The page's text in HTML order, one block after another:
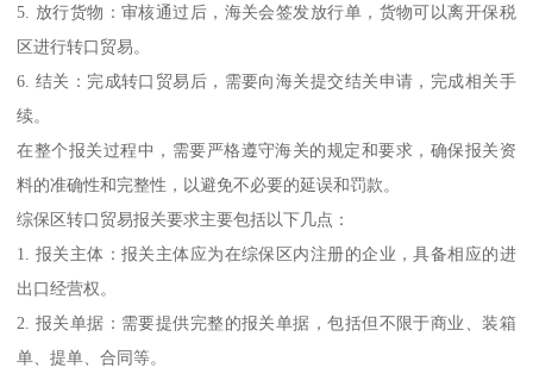
5. 放行货物：审核通过后，海关会签发放行单，货物可以离开保税
区进行转口贸易。
6. 结关：完成转口贸易后，需要向海关提交结关申请，完成相关手
续。
在整个报关过程中，需要严格遵守海关的规定和要求，确保报关资
料的准确性和完整性，以避免不必要的延误和罚款。
综保区转口贸易报关要求主要包括以下几点：
1. 报关主体：报关主体应为在综保区内注册的企业，具备相应的进
出口经营权。
2. 报关单据：需要提供完整的报关单据，包括但不限于商业、装箱
单、提单、合同等。